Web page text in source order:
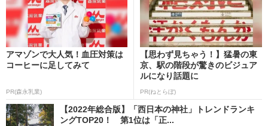
アマゾンで大人気！血圧対策は
コーヒーに足してみて
PR(森永乳業)
【思わず見ちゃう！】猛暑の東
京、駅の階段が驚きのビジュア
ルになり話題に
PR(ねとらぼ)
【2022年総合版】「西日本の神社」トレンドランキ
ングTOP20！ 第1位は「正...